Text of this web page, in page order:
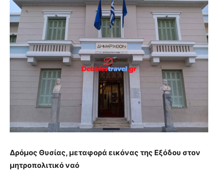
Δρόμος Θυσίας, μεταφορά εικόνας της Εξόδου στον
μητροπολιτικό ναό